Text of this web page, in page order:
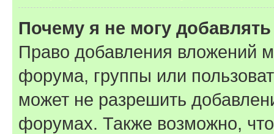
Почему я не могу
Право добавления вложений
форума, группы или
может не разрешить
форумах. Также возможно,